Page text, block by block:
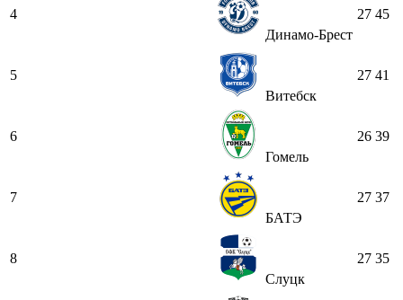
4
Динамо-Брест
27 45
5
Витебск
27 41
6
Гомель
26 39
7
БАТЭ
27 37
8
Слуцк
27 35